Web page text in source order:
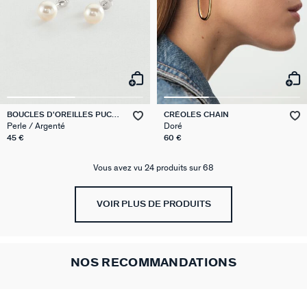
BOUCLES D'OREILLES PUCES
PERLYS
Perle / Argenté
45 €
CRÉOLES CHAIN
Doré
60 €
Vous avez vu 24 produits sur 68
VOIR PLUS DE PRODUITS
NOS RECOMMANDATIONS